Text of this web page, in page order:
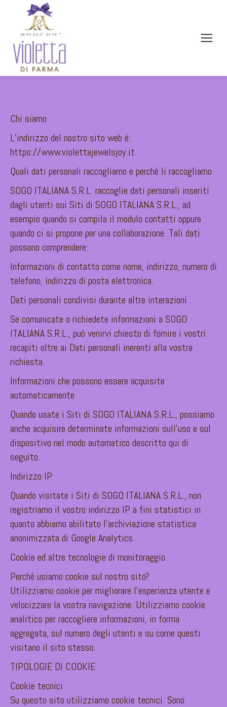
Chi siamo
L’indirizzo del nostro sito web è:
https://www.violettajewelsjoy.it.
Quali dati personali raccogliamo e perché li raccogliamo
SOGO ITALIANA S.R.L. raccoglie dati personali inseriti
dagli utenti sui Siti di SOGO ITALIANA S.R.L., ad
esempio quando si compila il modulo contatti oppure
quando ci si propone per una collaborazione. Tali dati
possono comprendere:
Informazioni di contatto come nome, indirizzo, numero di
telefono, indirizzo di posta elettronica.
Dati personali condivisi durante altre interazioni
Se comunicate o richiedete informazioni a SOGO
ITALIANA S.R.L., può venirvi chiesto di fornire i vostri
recapiti oltre ai Dati personali inerenti alla vostra
richiesta.
Informazioni che possono essere acquisite
automaticamente
Quando usate i Siti di SOGO ITALIANA S.R.L., possiamo
anche acquisire determinate informazioni sull’uso e sul
dispositivo nel modo automatico descritto qui di
seguito.
Indirizzo IP
Quando visitate i Siti di SOGO ITALIANA S.R.L., non
registriamo il vostro indirizzo IP a fini statistici in
quanto abbiamo abilitato l’archiviazione statistica
anonimizzata di Google Analytics.
Cookie ed altre tecnologie di monitoraggio
Perchè usiamo cookie sul nostro sito?
Utilizziamo cookie per migliorare l’esperienza utente e
velocizzare la vostra navigazione. Utilizziamo cookie
analitics per raccogliere informazioni, in forma
aggregata, sul numero degli utenti e su come questi
visitano il sito stesso.
TIPOLOGIE DI COOKIE
Cookie tecnici
Su questo sito utilizziamo cookie tecnici. Sono